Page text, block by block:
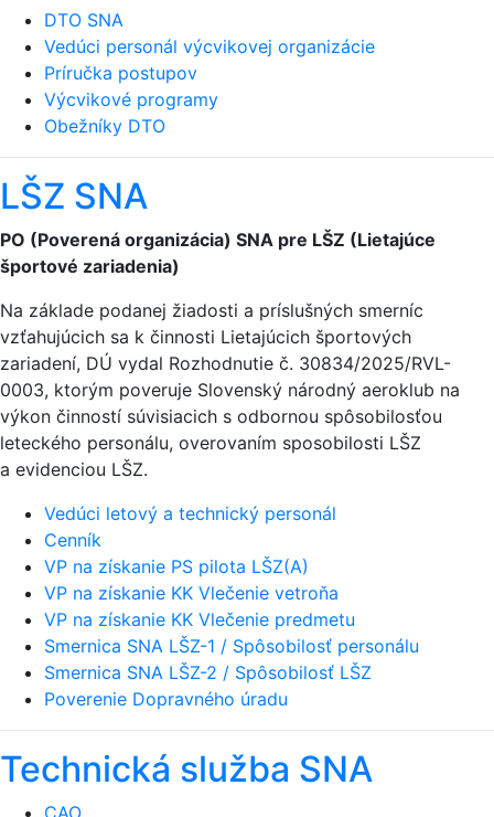
DTO SNA
Vedúci personál výcvikovej organizácie
Príručka postupov
Výcvikové programy
Obežníky DTO
LŠZ SNA
PO (Poverená organizácia) SNA pre LŠZ (Lietajúce
športové zariadenia)
Na základe podanej žiadosti a príslušných smerníc
vzťahujúcich sa k činnosti Lietajúcich športových
zariadení, DÚ vydal Rozhodnutie č. 30834/2025/RVL-
0003, ktorým poveruje Slovenský národný aeroklub na
výkon činností súvisiacich s odbornou spôsobilosťou
leteckého personálu, overovaním sposobilosti LŠZ
a evidenciou LŠZ.
Vedúci letový a technický personál
Cenník
VP na získanie PS pilota LŠZ(A)
VP na získanie KK Vlečenie vetroňa
VP na získanie KK Vlečenie predmetu
Smernica SNA LŠZ-1 / Spôsobilosť personálu
Smernica SNA LŠZ-2 / Spôsobilosť LŠZ
Poverenie Dopravného úradu
Technická služba SNA
CAO